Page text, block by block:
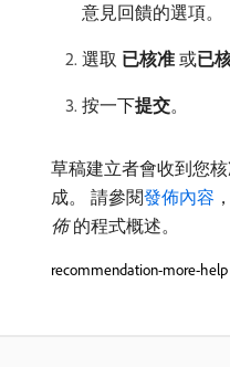
意見回饋的選項。
選取​ 已核准 ​或​已
按一下​提交。
草稿建立者會收到您
成。 請參閱發佈內容
佈​的程式概述。
recommendation-more-help